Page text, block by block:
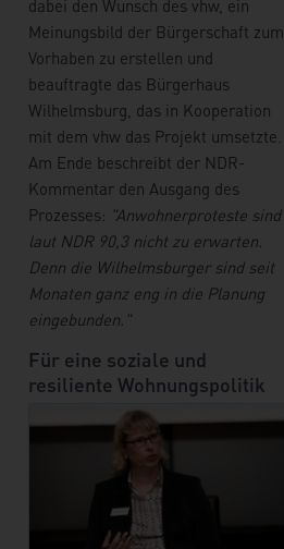
dabei den Wunsch des vhw, ein
Meinungsbild der Bürgerschaft zum
Vorhaben zu erstellen und
beauftragte das Bürgerhaus
Wilhelmsburg, das in Kooperation
mit dem vhw das Projekt umsetzte.
Am Ende beschreibt der NDR-
Kommentar den Ausgang des
Prozesses: "Anwohnerproteste sind
laut NDR 90,3 nicht zu erwarten.
Denn die Wilhelmsburger sind seit
Monaten ganz eng in die Planung
eingebunden."
Für eine soziale und
resiliente Wohnungspolitik